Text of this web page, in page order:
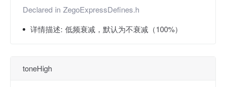
Declared in ZegoExpressDefines.h
详情描述: 低频衰减，默认为不衰减（100%）
toneHigh